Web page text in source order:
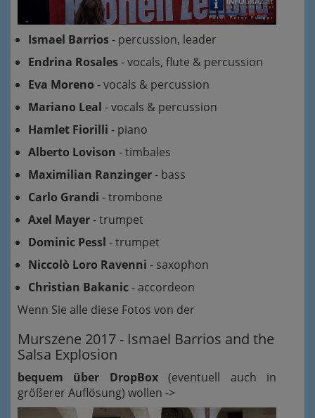
Ismael Barrios- percussion, leader
Endrina Rosales- vocals, flute & percussion
Eva Moreno - vocals & percussion
Mariano Leal - vocals & percussion
Hamlet Fiorilli - piano
Alberto Lovison - timbales
Maximilian Ranzinger- bass
Carlo Grandi - trombone
Axel Mayer- trumpet
Dominic Pessl - trumpet
Niccolò Loro Ravenni - saxophon
Christian Bakanic- accordeon
Wenn Sie alle diese Fotos von der
Murszene 2017 - Ismael Barrios and the
Salsa Explosion
bequem über DropBox(eventuell auch in
größerer Auflösung) wollen ->